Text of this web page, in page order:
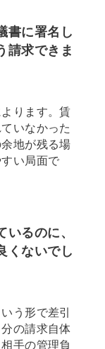
書に署名し
請求できま
ります。賃
いなかった
地が残る場
い局面で
るのに、
くないでし
う形で差引
の請求自体
手の管理負